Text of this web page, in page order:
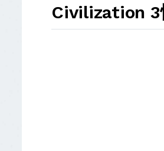
Civilization 3